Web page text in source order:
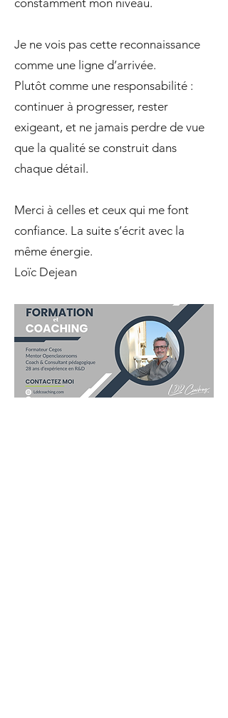
Je ne vois pas cette reconnaissance
comme une ligne d’arrivée.
Plutôt comme une responsabilité :
continuer à progresser, rester
exigeant, et ne jamais perdre de vue
que la qualité se construit dans
chaque détail.
Merci à celles et ceux qui me font
confiance. La suite s’écrit avec la
même énergie.
Loïc Dejean